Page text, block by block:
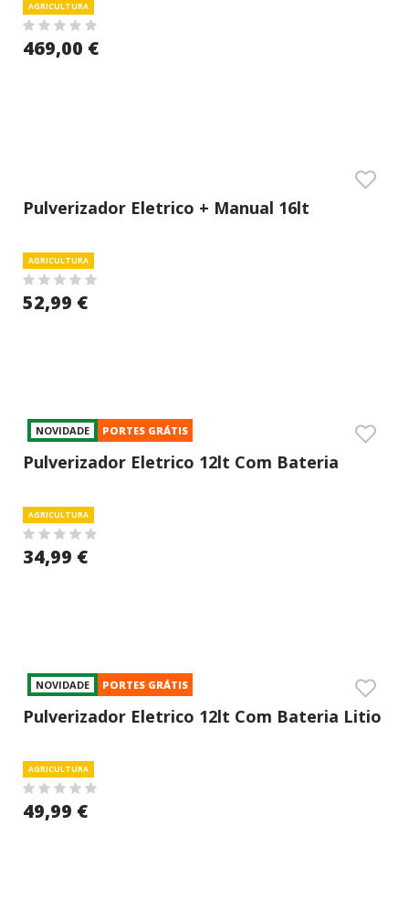
AGRICULTURA
469,00 €
Pulverizador Eletrico + Manual 16lt
AGRICULTURA
52,99 €
NOVIDADE PORTES GRÁTIS
Pulverizador Eletrico 12lt Com Bateria
AGRICULTURA
34,99 €
NOVIDADE PORTES GRÁTIS
Pulverizador Eletrico 12lt Com Bateria Litio
AGRICULTURA
49,99 €